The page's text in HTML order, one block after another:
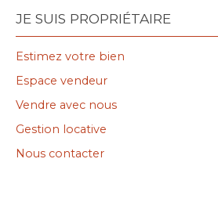
JE SUIS PROPRIÉTAIRE
Estimez votre bien
Espace vendeur
Vendre avec nous
Gestion locative
Nous contacter